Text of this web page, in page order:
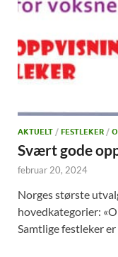
AKTUELT / FESTLEKER /
Svært gode
februar 20, 2024
Norges største
hovedkategorier:
Samtlige festleker